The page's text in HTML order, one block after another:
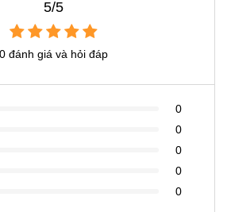
5/5
0 đánh giá và hỏi đáp
0
0
0
0
0